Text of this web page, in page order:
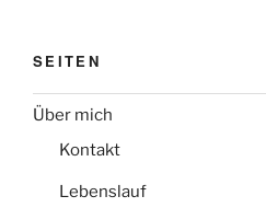
SEITEN
Über mich
Kontakt
Lebenslauf